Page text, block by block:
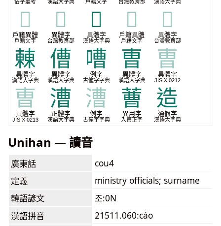
俗字叢考 漢語大字典 戶籍文字 台灣教育部 漢語大字典
𣌼
戶籍異體
戶籍文字
𣌼
異體字
台灣教育部
𣍘
異體字
漢語大字典
𣍘
戶籍異體
戶籍文字
𣍘
異體字
台灣教育部
㯥
異體字
漢語大字典
傮
異體字
漢語大字典
嘈
例字
古僮字字典
曺
異體字
漢語大字典
曺
異體字
JIS X 0212
曺
異體字
JIS X 0213
漕
正體字
漢語大字典
漕
例字
古僮字字典
蓸
異用字
入管正字
造
通假字
漢語大字典
Unihan — 讀音
廣東話
cou4
定義
ministry officials; surname
韓語諺文
조:0N
漢語拼音
21511.060:cáo